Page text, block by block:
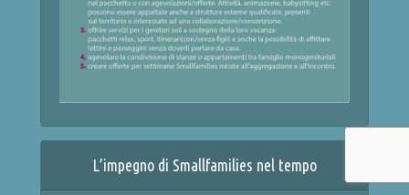
L’impegno di Smallfamilies nel tempo